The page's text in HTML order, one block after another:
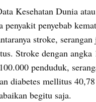
Kesehatan Dunia
penyakit penyebab
stroke,
Stroke dengan angka
penduduk,
diabetes mellitus
begitu saja.